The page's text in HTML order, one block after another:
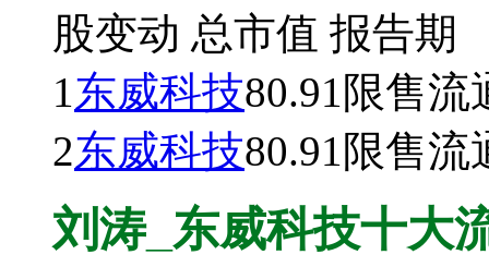
股变动 总市值 报告期
1东威科技80.91 限售流
2东威科技80.91 限售流
刘涛_东威科技十大